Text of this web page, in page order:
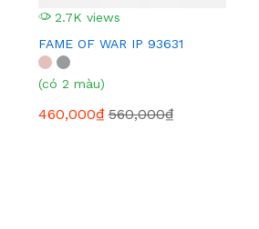
2.7K views
FAME OF WAR IP 93631
(có 2 màu)
460,000₫560,000₫